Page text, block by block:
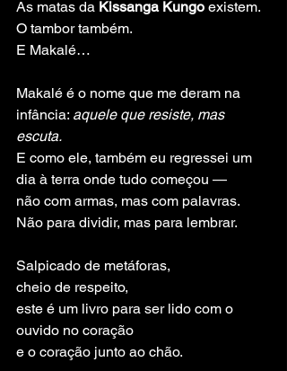
As matas da Kissanga Kungo existem.
O tambor também.
E Makalé…
Makalé é o nome que me deram na
infância: aquele que resiste, mas
escuta.
E como ele, também eu regressei um
dia à terra onde tudo começou —
não com armas, mas com palavras.
Não para dividir, mas para lembrar.
Salpicado de metáforas,
cheio de respeito,
este é um livro para ser lido com o
ouvido no coração
e o coração junto ao chão.